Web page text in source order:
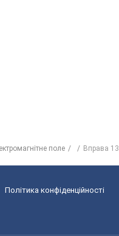
поле Вправа 13
Політика конфіденційності